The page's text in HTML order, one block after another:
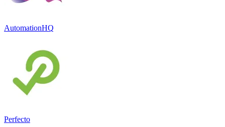
AutomationHQ
Perfecto